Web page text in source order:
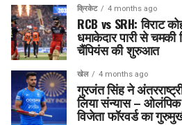
क्रिकेट 4 months ago
RCB vs SRH: विराट
धमाकेदार पारी से चमकी
चैंपियंस की शुरुआत
खेल 4 months ago
गुरजंत सिंह ने
लिया संन्यास –
विजेता फॉरवर्ड का